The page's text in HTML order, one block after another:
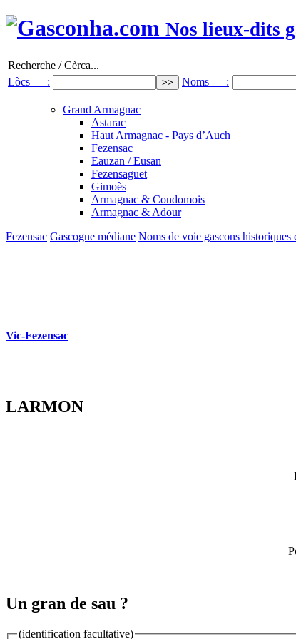
Nos lieux-dits
Recherche / Cèrca...
Lòcs :
Noms :
Grand Armagnac
Astarac
Haut Armagnac - Pays d’Auch
Fezensac
Eauzan / Eusan
Fezensaguet
Gimoès
Armagnac & Condomois
Armagnac & Adour
Fezensac Gascogne médiane Noms de voie gascons historiques
Vic-Fezensac
LARMON
Un gran de sau ?
(identification facultative)